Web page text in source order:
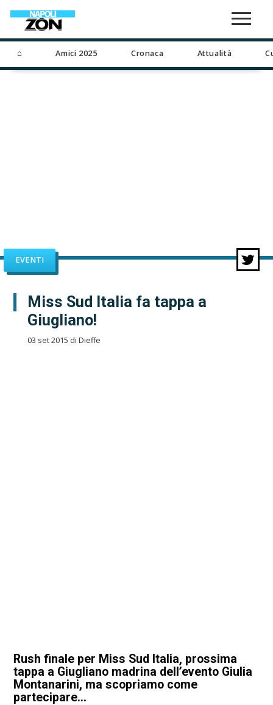
⌂ Amici 2025 Cronaca Attualità
EVENTI
Miss Sud Italia fa tappa a
Giugliano!
03 set 2015 di Dieffe
Rush finale per Miss Sud Italia, prossima
tappa a Giugliano madrina dell’evento Giulia
Montanarini, ma scopriamo come
partecipare…